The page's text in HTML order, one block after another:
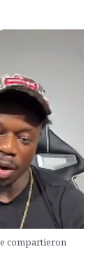
compartieron